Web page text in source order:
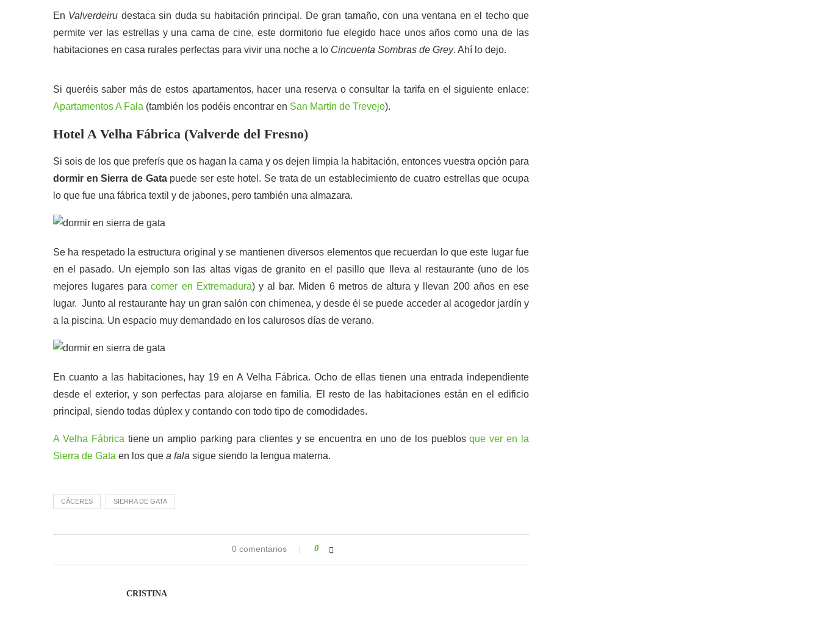
En Valverdeiru destaca sin duda su habitación principal. De gran tamaño, con una ventana en el techo que
permite ver las estrellas y una cama de cine, este dormitorio fue elegido hace unos años como una de las
habitaciones en casa rurales perfectas para vivir una noche a lo Cincuenta Sombras de Grey. Ahí lo dejo.
Si queréis saber más de estos apartamentos, hacer una reserva o consultar la tarifa en el siguiente enlace:
Apartamentos A Fala (también los podéis encontrar en San Martín de Trevejo).
Hotel A Velha Fábrica (Valverde del Fresno)
Si sois de los que preferís que os hagan la cama y os dejen limpia la habitación, entonces vuestra opción para
dormir en Sierra de Gatapuede ser este hotel. Se trata de un establecimiento de cuatro estrellas que ocupa
lo que fue una fábrica textil y de jabones, pero también una almazara.
Se ha respetado la estructura original y se mantienen diversos elementos que recuerdan lo que este lugar fue
en el pasado. Un ejemplo son las altas vigas de granito en el pasillo que lleva al restaurante (uno de los
mejores lugares paracomer en Extremadura) y al bar. Miden 6 metros de altura y llevan 200 años en ese
lugar. Junto al restaurante hay un gran salón con chimenea, y desde él se puede acceder al acogedor jardín y
a la piscina. Un espacio muy demandado en los calurosos días de verano.
En cuanto a las habitaciones, hay 19 en A Velha Fábrica. Ocho de ellas tienen una entrada independiente
desde el exterior, y son perfectas para alojarse en familia. El resto de las habitaciones están en el edificio
principal, siendo todas dúplex y contando con todo tipo de comodidades.
A Velha Fábrica tiene un amplio parking para clientes y se encuentra en uno de los pueblosque ver en la
Sierra de Gata en los que a fala sigue siendo la lengua materna.
CÁCERES SIERRA DE GATA
0 comentarios 0
CRISTINA